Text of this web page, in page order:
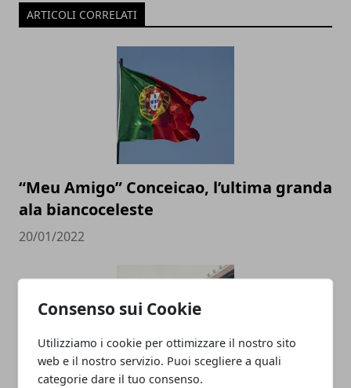
Consenso sui Cookie
Utilizziamo i cookie per ottimizzare il nostro sito
web e il nostro servizio. Puoi scegliere a quali
categorie dare il tuo consenso.
ARTICOLI CORRELATI
“Meu Amigo” Conceicao, l’ultima granda
ala biancoceleste
20/01/2022